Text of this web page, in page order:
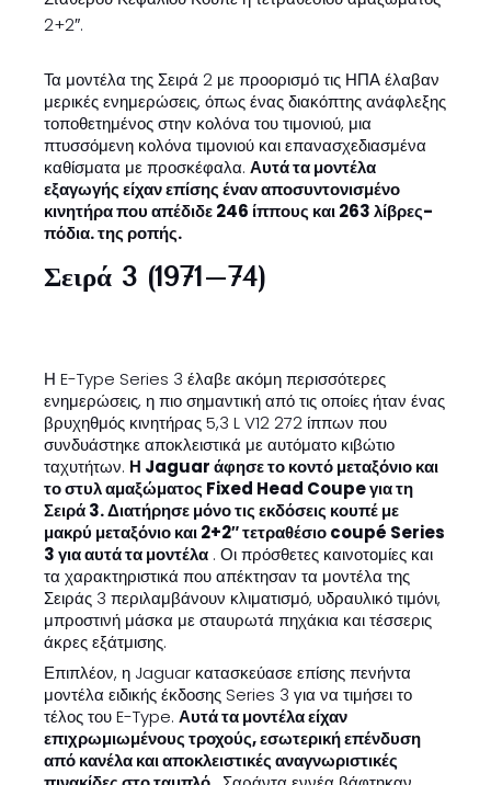
2+2″.
Τα μοντέλα της Σειρά 2 με προορισμό τις ΗΠΑ έλαβαν
μερικές ενημερώσεις, όπως ένας διακόπτης ανάφλεξης
τοποθετημένος στην κολόνα του τιμονιού, μια
πτυσσόμενη κολόνα τιμονιού και επανασχεδιασμένα
καθίσματα με προσκέφαλα. Αυτά τα μοντέλα
εξαγωγής είχαν επίσης έναν αποσυντονισμένο
κινητήρα που απέδιδε 246 ίππους και 263 λίβρες-
πόδια. της ροπής.
Σειρά 3 (1971–74)
Η E-Type Series 3 έλαβε ακόμη περισσότερες
ενημερώσεις, η πιο σημαντική από τις οποίες ήταν ένας
βρυχηθμός κινητήρας 5,3 L V12 272 ίππων που
συνδυάστηκε αποκλειστικά με αυτόματο κιβώτιο
ταχυτήτων. Η Jaguar άφησε το κοντό μεταξόνιο και
το στυλ αμαξώματος Fixed Head Coupe για τη
Σειρά 3. Διατήρησε μόνο τις εκδόσεις κουπέ με
μακρύ μεταξόνιο και 2+2″ τετραθέσιο coupé Series
3 για αυτά τα μοντέλα . Οι πρόσθετες καινοτομίες και
τα χαρακτηριστικά που απέκτησαν τα μοντέλα της
Σειράς 3 περιλαμβάνουν κλιματισμό, υδραυλικό τιμόνι,
μπροστινή μάσκα με σταυρωτά πηχάκια και τέσσερις
άκρες εξάτμισης.
Επιπλέον, η Jaguar κατασκεύασε επίσης πενήντα
μοντέλα ειδικής έκδοσης Series 3 για να τιμήσει το
τέλος του E-Type. Αυτά τα μοντέλα είχαν
επιχρωμιωμένους τροχούς, εσωτερική επένδυση
από κανέλα και αποκλειστικές αναγνωριστικές